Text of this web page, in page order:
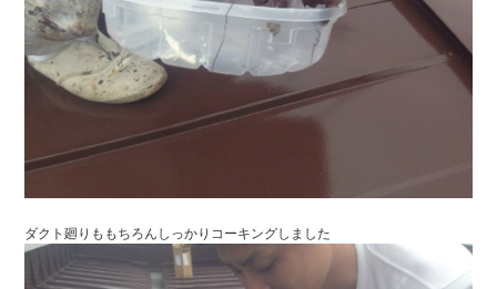
ダクト廻りももちろんしっかりコーキングしました